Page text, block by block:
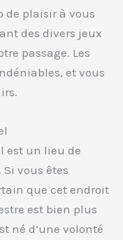
de plaisir à vous
des divers jeux
passage. Les
et vous
est un lieu de
vous êtes
que cet endroit
est bien plus
né d’une volonté